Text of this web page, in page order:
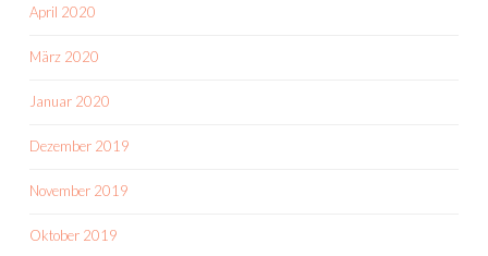
April 2020
März 2020
Januar 2020
Dezember 2019
November 2019
Oktober 2019